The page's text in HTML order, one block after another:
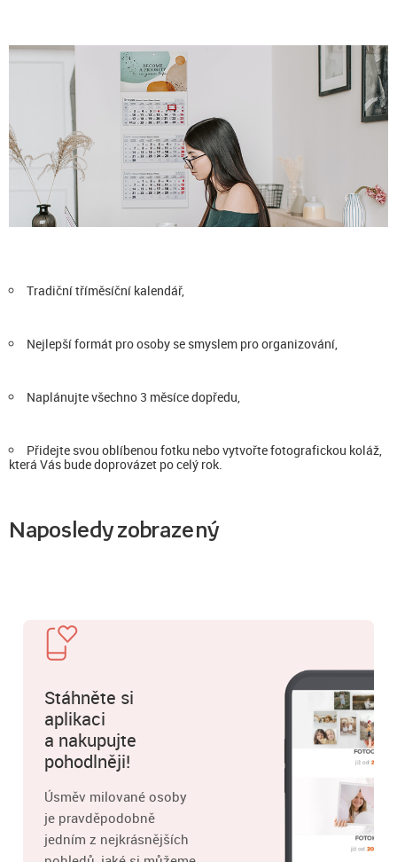
Tradiční tříměsíční kalendář,
Nejlepší formát pro osoby se smyslem pro organizování,
Naplánujte všechno 3 měsíce dopředu,
Přidejte svou oblíbenou fotku nebo vytvořte fotografickou koláž,
která Vás bude doprovázet po celý rok.
Naposledy zobrazený
Stáhněte si
aplikaci
a nakupujte
pohodlněji!
Úsměv milované osoby
je pravděpodobně
jedním z nejkrásnějších